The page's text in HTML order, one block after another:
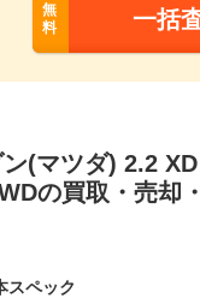
無
料
一括
(マツダ) 2.2
の買取・売却
スペック